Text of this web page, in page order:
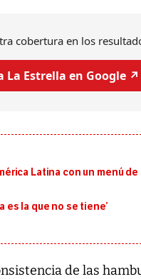
cobertura en los
La Estrella en Google ↗️
Latina con un menú
es la que no se tiene’
de las
Entre
da